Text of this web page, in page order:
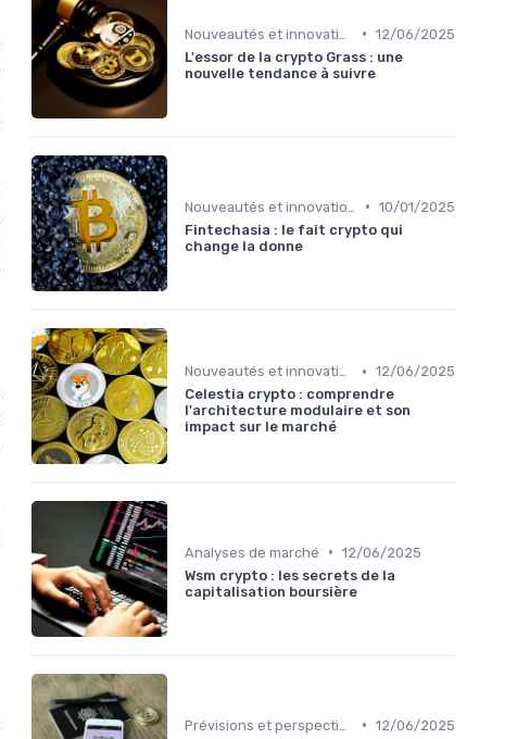
• 12/06/2025
L'essor de la crypto Grass : une
nouvelle tendance à suivre
• 10/01/2025
Fintechasia : le fait crypto qui
change la donne
Nouveautés et innovations • 12/06/2025
Celestia crypto : comprendre
l'architecture modulaire et son
impact sur le marché
Analyses de marché • 12/06/2025
Wsm crypto : les secrets de la
capitalisation boursière
• 12/06/2025